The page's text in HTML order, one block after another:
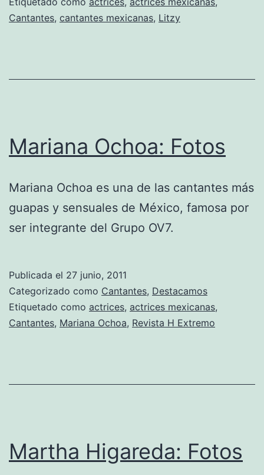
Cantantes, cantantes mexicanas, Litzy
Mariana Ochoa: Fotos
Mariana Ochoa es una de las cantantes más
guapas y sensuales de México, famosa por
ser integrante del Grupo OV7.
Publicada el 27 junio, 2011
Categorizado como Cantantes, Destacamos
Etiquetado como actrices, actrices mexicanas,
Cantantes, Mariana Ochoa, Revista H Extremo
Martha Higareda: Fotos